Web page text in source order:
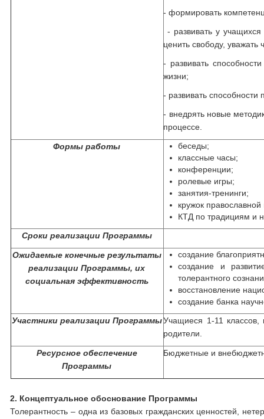
- формировать
- развивать у
ценить свободу, уважать
- развивать
жизни;
- развивать
- внедрять новые
процессе.
Формы работы
беседы;
классные часы;
конференции;
ролевые игры;
занятия-тренинги;
кружок православной
КТД по традициям и
Сроки реализации Программы
Ожидаемые конечные результаты
реализации Программы, их
социальная эффективность
создание
создание и
толерантного
восстановление
создание банка
Участники реализации ПрограммыУчащиеся 1-11 классов,
родители.
Ресурсное обеспечение
Программы
Бюджетные и
2. Концептуальное обоснование Программы
Толерантность – одна из базовых гражданских ценностей,